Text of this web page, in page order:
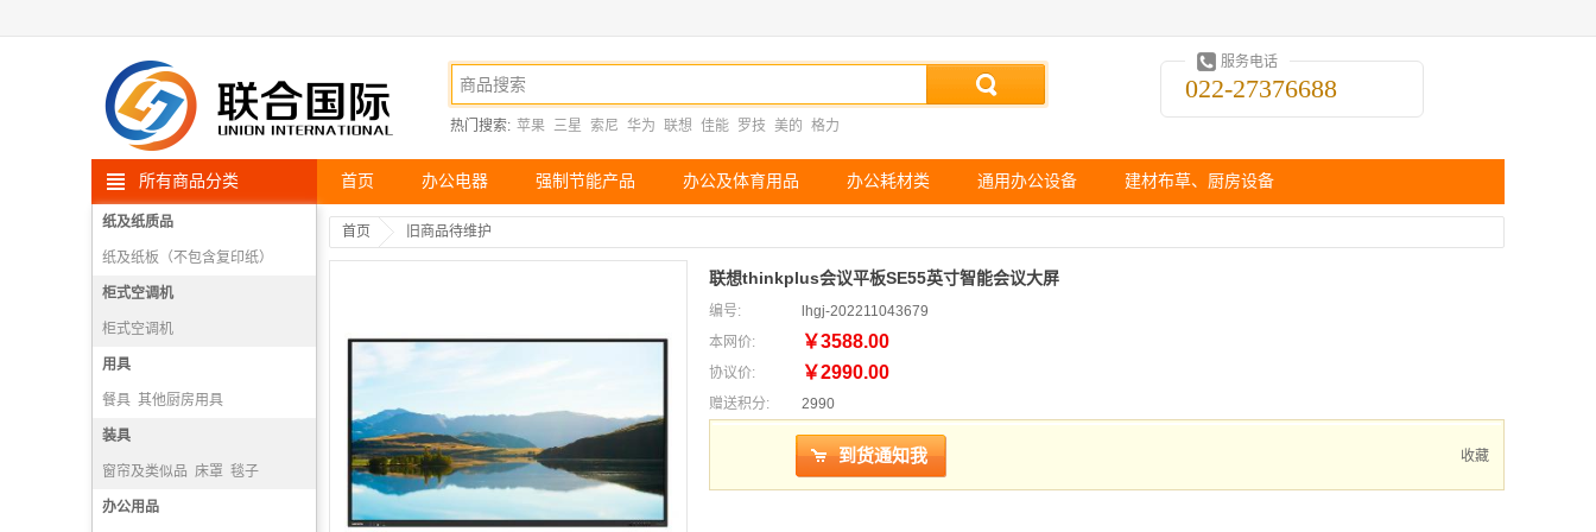
热门搜索: 苹果 三星 索尼 华为 联想 佳能 罗技 美的 格力
服务电话
022-27376688
所有商品分类 首页 办公电器 强制节能产品 办公及体育用品 办公耗材类 通用办公设备 建材布草、厨房设备
纸及纸质品
纸及纸板（不包含复印纸）
柜式空调机
柜式空调机
用具
餐具 其他厨房用具
厨房操作台
装具
窗帘及类似品 床罩 毯子
衣箱、提箱及类似容器
办公用品
首页 旧商品待维护
联想thinkplus会议平板SE55英寸智能会议大屏
编号:
lhgj-202211043679
本网价:
￥3588.00
协议价: ￥2990.00
赠送积分: 2990
收藏